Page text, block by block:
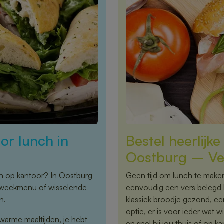
lunch in
op kantoor? In Oostburg
of wisselende
maaltijden, je hebt
Bestel
Oostburg –
Geen tijd om lunch te
eenvoudig een vers
klassiek broodje gezond,
optie, er is voor ieder wat